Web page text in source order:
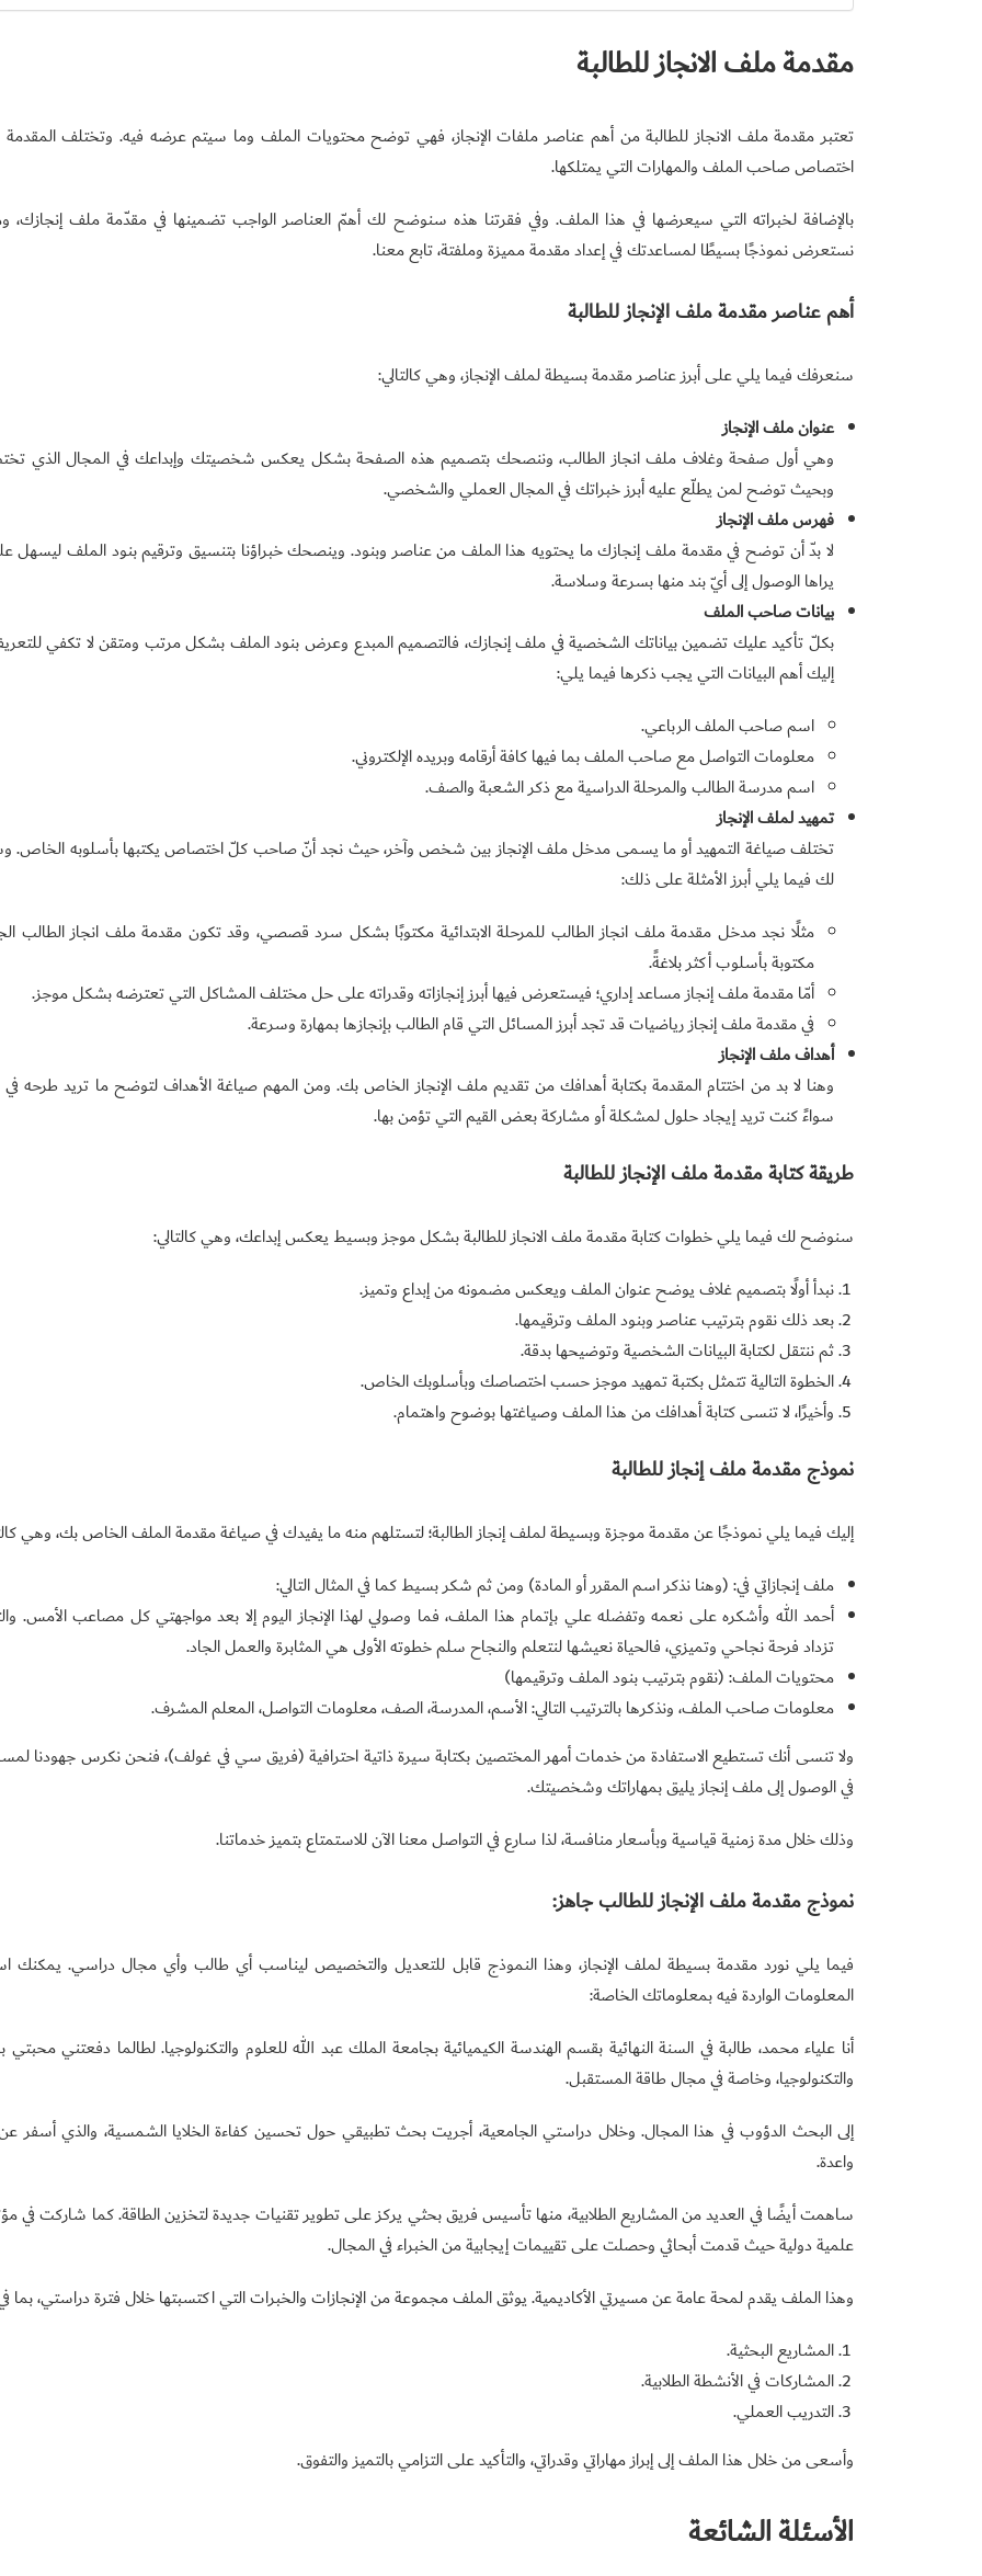
مقدمة ملف الانجاز للطالبة
تعتبر مقدمة ملف الانجاز للطالبة من أهم عناصر ملفات الإنجاز، فهي توضح محتويات الملف وما سيتم عرضه فيه. وتختلف
اختصاص صاحب الملف والمهارات التي يمتلكها.
بالإضافة لخبراته التي سيعرضها في هذا الملف. وفي فقرتنا هذه سنوضح لك أهمّ العناصر الواجب تضمينها في مقدّمة ملف إنجازك،
نستعرض نموذجًا بسيطًا لمساعدتك في إعداد مقدمة مميزة وملفتة، تابع معنا.
أهم عناصر مقدمة ملف الإنجاز للطالبة
سنعرفك فيما يلي على أبرز عناصر مقدمة بسيطة لملف الإنجاز، وهي كالتالي:
عنوان ملف الإنجاز
وهي أول صفحة وغلاف ملف انجاز الطالب، وننصحك بتصميم هذه الصفحة بشكل يعكس شخصيتك وإبداعك في المجال الذي
وبحيث توضح لمن يطلّع عليه أبرز خبراتك في المجال العملي والشخصي.
فهرس ملف الإنجاز
لا بدّ أن توضح في مقدمة ملف إنجازك ما يحتويه هذا الملف من عناصر وبنود. وينصحك خبراؤنا بتنسيق وترقيم بنود الملف ليسهل
يراها الوصول إلى أيّ بند منها بسرعة وسلاسة.
بيانات صاحب الملف
بكلّ تأكيد عليك تضمين بياناتك الشخصية في ملف إنجازك، فالتصميم المبدع وعرض بنود الملف بشكل مرتب ومتقن لا تكفي
إليك أهم البيانات التي يجب ذكرها فيما يلي:
اسم صاحب الملف الرباعي.
معلومات التواصل مع صاحب الملف بما فيها كافة أرقامه وبريده الإلكتروني.
اسم مدرسة الطالب والمرحلة الدراسية مع ذكر الشعبة والصف.
تمهيد لملف الإنجاز
تختلف صياغة التمهيد أو ما يسمى مدخل ملف الإنجاز بين شخص وآخر، حيث نجد أنّ صاحب كلّ اختصاص يكتبها بأسلوبه الخاص.
لك فيما يلي أبرز الأمثلة على ذلك:
مثلًا نجد مدخل مقدمة ملف انجاز الطالب للمرحلة الابتدائية مكتوبًا بشكل سرد قصصي، وقد تكون مقدمة ملف انجاز الطالب
مكتوبة بأسلوب أكثر بلاغةً.
أمّا مقدمة ملف إنجاز مساعد إداري؛ فيستعرض فيها أبرز إنجازاته وقدراته على حل مختلف المشاكل التي تعترضه بشكل موجز.
في مقدمة ملف إنجاز رياضيات قد تجد أبرز المسائل التي قام الطالب بإنجازها بمهارة وسرعة.
أهداف ملف الإنجاز
وهنا لا بد من اختتام المقدمة بكتابة أهدافك من تقديم ملف الإنجاز الخاص بك. ومن المهم صياغة الأهداف لتوضح ما تريد طرحه
سواءً كنت تريد إيجاد حلول لمشكلة أو مشاركة بعض القيم التي تؤمن بها.
طريقة كتابة مقدمة ملف الإنجاز للطالبة
سنوضح لك فيما يلي خطوات كتابة مقدمة ملف الانجاز للطالبة بشكل موجز وبسيط يعكس إبداعك، وهي كالتالي:
نبدأ أولًا بتصميم غلاف يوضح عنوان الملف ويعكس مضمونه من إبداع وتميز.
بعد ذلك نقوم بترتيب عناصر وبنود الملف وترقيمها.
ثم ننتقل لكتابة البيانات الشخصية وتوضيحها بدقة.
الخطوة التالية تتمثل بكتبة تمهيد موجز حسب اختصاصك وبأسلوبك الخاص.
وأخيرًا، لا تنسى كتابة أهدافك من هذا الملف وصياغتها بوضوح واهتمام.
نموذج مقدمة ملف إنجاز للطالبة
إليك فيما يلي نموذجًا عن مقدمة موجزة وبسيطة لملف إنجاز الطالبة؛ لتستلهم منه ما يفيدك في صياغة مقدمة الملف الخاص بك، وهي
ملف إنجازاتي في: (وهنا نذكر اسم المقرر أو المادة) ومن ثم شكر بسيط كما في المثال التالي:
أحمد الله وأشكره على نعمه وتفضله علي بإتمام هذا الملف، فما وصولي لهذا الإنجاز اليوم إلا بعد مواجهتي كل مصاعب الأمس.
تزداد فرحة نجاحي وتميزي، فالحياة نعيشها لنتعلم والنجاح سلم خطوته الأولى هي المثابرة والعمل الجاد.
محتويات الملف: (نقوم بترتيب بنود الملف وترقيمها)
معلومات صاحب الملف، ونذكرها بالترتيب التالي: الأسم، المدرسة، الصف، معلومات التواصل، المعلم المشرف.
ولا تنسى أنك تستطيع الاستفادة من خدمات أمهر المختصين بكتابة سيرة ذاتية احترافية (فريق سي في غولف)، فنحن نكرس جهودنا
في الوصول إلى ملف إنجاز يليق بمهاراتك وشخصيتك.
وذلك خلال مدة زمنية قياسية وبأسعار منافسة، لذا سارع في التواصل معنا الآن للاستمتاع بتميز خدماتنا.
نموذج مقدمة ملف الإنجاز للطالب جاهز:
فيما يلي نورد مقدمة بسيطة لملف الإنجاز، وهذا النموذج قابل للتعديل والتخصيص ليناسب أي طالب وأي مجال دراسي. يمكنك
المعلومات الواردة فيه بمعلوماتك الخاصة:
أنا علياء محمد، طالبة في السنة النهائية بقسم الهندسة الكيميائية بجامعة الملك عبد الله للعلوم والتكنولوجيا. لطالما دفعتني محبتي
والتكنولوجيا، وخاصة في مجال طاقة المستقبل.
إلى البحث الدؤوب في هذا المجال. وخلال دراستي الجامعية، أجريت بحث تطبيقي حول تحسين كفاءة الخلايا الشمسية، والذي أسفر
واعدة.
ساهمت أيضًا في العديد من المشاريع الطلابية، منها تأسيس فريق بحثي يركز على تطوير تقنيات جديدة لتخزين الطاقة. كما شاركت في
علمية دولية حيث قدمت أبحاثي وحصلت على تقييمات إيجابية من الخبراء في المجال.
وهذا الملف يقدم لمحة عامة عن مسيرتي الأكاديمية. يوثق الملف مجموعة من الإنجازات والخبرات التي اكتسبتها خلال فترة دراستي، بما
المشاريع البحثية.
المشاركات في الأنشطة الطلابية.
التدريب العملي.
وأسعى من خلال هذا الملف إلى إبراز مهاراتي وقدراتي، والتأكيد على التزامي بالتميز والتفوق.
الأسئلة الشائعة